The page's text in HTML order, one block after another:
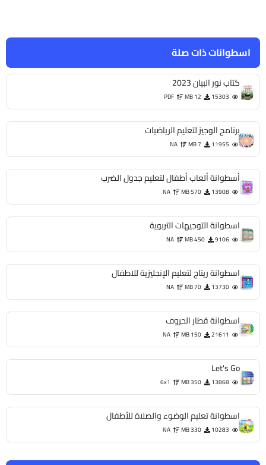
اسطوانات ذات صلة
كتاب نور البيان 2023
15303
12 MB
PDF
برنامج الوجيز لتعليم الرياضيات
11955
7 MB
NA
أسطوانة ألعاب أطفال لتعليم جدول الضرب
13908
570 MB
NA
اسطوانة التوجيهات التربوية
9106
450 MB
NA
اسطوانة ريتاج لتعليم الإنجليزية للاطفال
13730
70 MB
NA
اسطوانة قطار الحروف
21611
150 MB
NA
Let's Go
13868
350 MB
6x1
اسطوانة تعليم الوضوء والصلاة للأطفال
10283
330 MB
NA